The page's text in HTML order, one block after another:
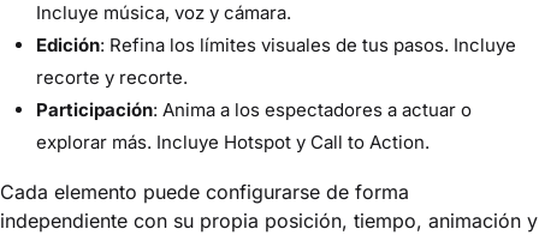
Incluye música, voz y cámara.
Edición: Refina los límites visuales de tus pasos. Incluye
recorte y recorte.
Participación: Anima a los espectadores a actuar o
explorar más. Incluye Hotspot y Call to Action.
Cada elemento puede configurarse de forma
independiente con su propia posición, tiempo, animación y